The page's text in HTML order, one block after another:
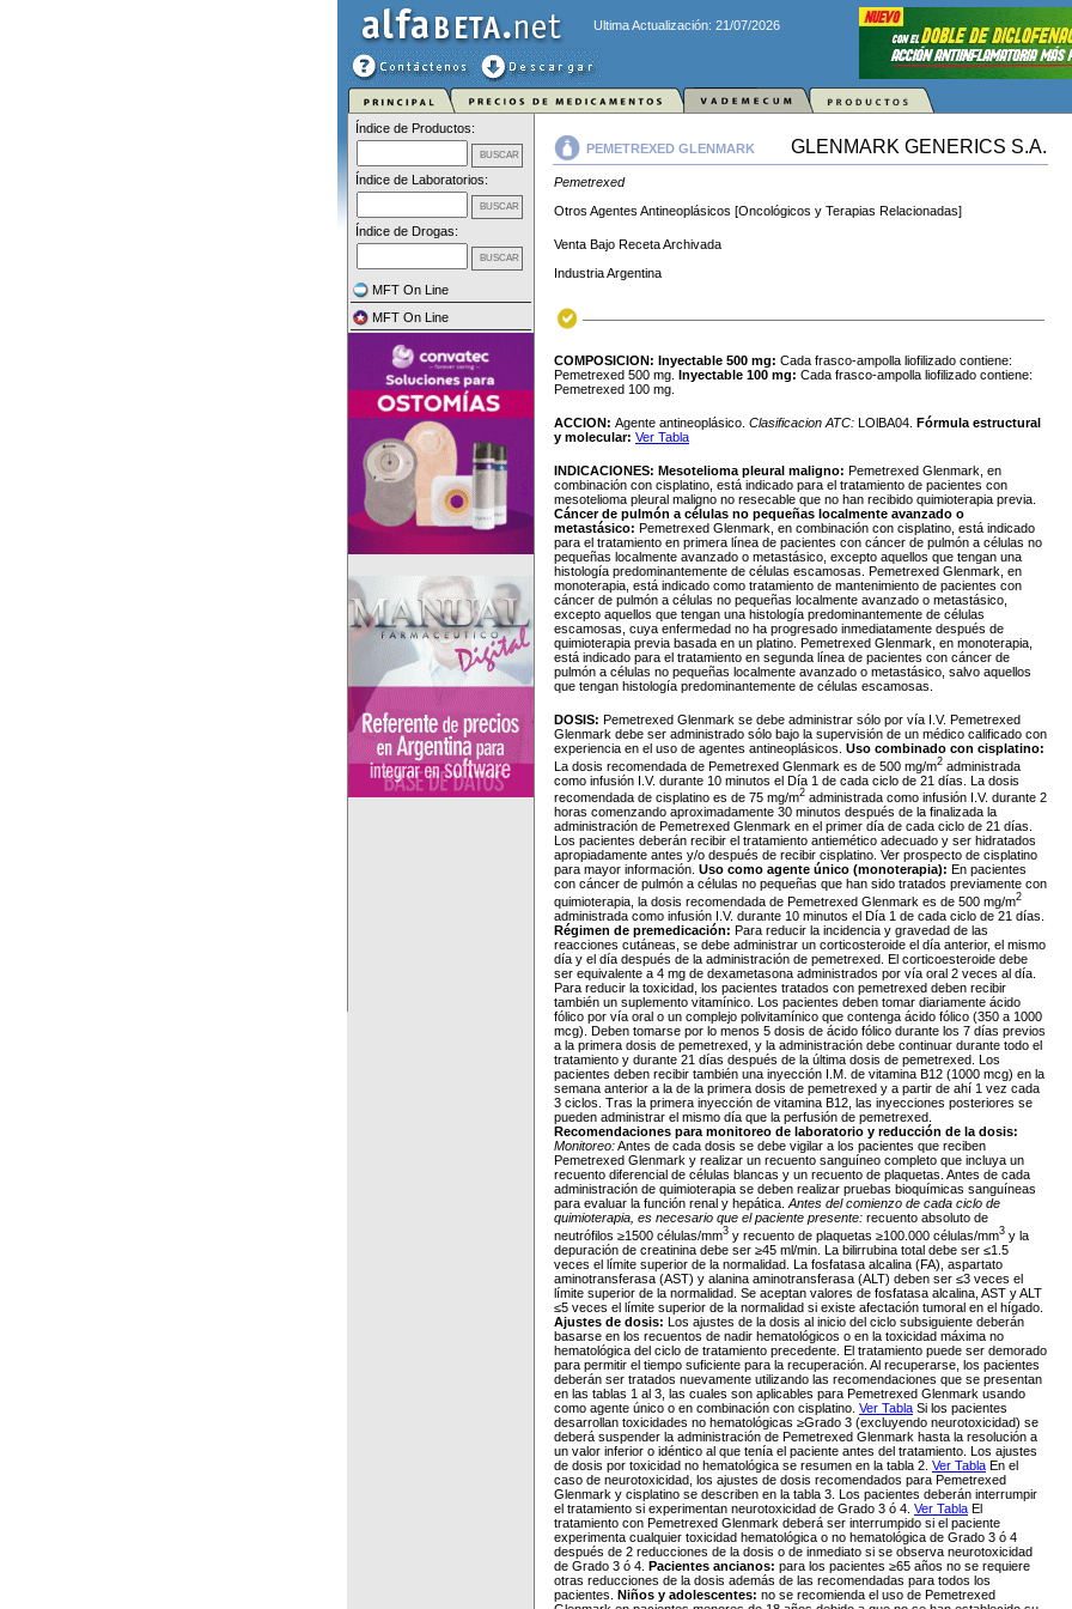
Ultima Actualización: 21/07/2026
Índice de Productos:
Índice de Laboratorios:
Índice de Drogas:
MFT On Line
MFT On Line
PEMETREXED GLENMARK GLENMARK GENERICS S.A.
Pemetrexed
Otros Agentes Antineoplásicos [Oncológicos y Terapias Relacionadas]
Venta Bajo Receta Archivada
Industria Argentina
COMPOSICION: Inyectable 500 mg: Cada frasco-ampolla liofilizado contiene:
Pemetrexed 500 mg. Inyectable 100 mg: Cada frasco-ampolla liofilizado contiene:
Pemetrexed 100 mg.
ACCION: Agente antineoplásico. Clasificacion ATC: LOlBA04. Fórmula estructural
y molecular: Ver Tabla
INDICACIONES: Mesotelioma pleural maligno: Pemetrexed Glenmark, en
combinación con cisplatino, está indicado para el tratamiento de pacientes con
mesotelioma pleural maligno no resecable que no han recibido quimioterapia previa.
Cáncer de pulmón a células no pequeñas localmente avanzado o
metastásico: Pemetrexed Glenmark, en combinación con cisplatino, está indicado
para el tratamiento en primera línea de pacientes con cáncer de pulmón a células no
pequeñas localmente avanzado o metastásico, excepto aquellos que tengan una
histología predominantemente de células escamosas. Pemetrexed Glenmark, en
monoterapia, está indicado como tratamiento de mantenimiento de pacientes con
cáncer de pulmón a células no pequeñas localmente avanzado o metastásico,
excepto aquellos que tengan una histología predominantemente de células
escamosas, cuya enfermedad no ha progresado inmediatamente después de
quimioterapia previa basada en un platino. Pemetrexed Glenmark, en monoterapia,
está indicado para el tratamiento en segunda línea de pacientes con cáncer de
pulmón a células no pequeñas localmente avanzado o metastásico, salvo aquellos
que tengan histología predominantemente de células escamosas.
DOSIS: Pemetrexed Glenmark se debe administrar sólo por vía I.V. Pemetrexed
Glenmark debe ser administrado sólo bajo la supervisión de un médico calificado con
experiencia en el uso de agentes antineoplásicos. Uso combinado con cisplatino:
La dosis recomendada de Pemetrexed Glenmark es de 500 mg/m2 administrada
como infusión I.V. durante 10 minutos el Día 1 de cada ciclo de 21 días. La dosis
recomendada de cisplatino es de 75 mg/m2 administrada como infusión I.V. durante 2
horas comenzando aproximadamente 30 minutos después de la finalizada la
administración de Pemetrexed Glenmark en el primer día de cada ciclo de 21 días.
Los pacientes deberán recibir el tratamiento antiemético adecuado y ser hidratados
apropiadamente antes y/o después de recibir cisplatino. Ver prospecto de cisplatino
para mayor información. Uso como agente único (monoterapia): En pacientes
con cáncer de pulmón a células no pequeñas que han sido tratados previamente con
quimioterapia, la dosis recomendada de Pemetrexed Glenmark es de 500 mg/m2
administrada como infusión I.V. durante 10 minutos el Día 1 de cada ciclo de 21 días.
Régimen de premedicación: Para reducir la incidencia y gravedad de las
reacciones cutáneas, se debe administrar un corticosteroide el día anterior, el mismo
día y el día después de la administración de pemetrexed. El corticoesteroide debe
ser equivalente a 4 mg de dexametasona administrados por vía oral 2 veces al día.
Para reducir la toxicidad, los pacientes tratados con pemetrexed deben recibir
también un suplemento vitamínico. Los pacientes deben tomar diariamente ácido
fólico por vía oral o un complejo polivitamínico que contenga ácido fólico (350 a 1000
mcg). Deben tomarse por lo menos 5 dosis de ácido fólico durante los 7 días previos
a la primera dosis de pemetrexed, y la administración debe continuar durante todo el
tratamiento y durante 21 días después de la última dosis de pemetrexed. Los
pacientes deben recibir también una inyección I.M. de vitamina B12 (1000 mcg) en la
semana anterior a la de la primera dosis de pemetrexed y a partir de ahí 1 vez cada
3 ciclos. Tras la primera inyección de vitamina B12, las inyecciones posteriores se
pueden administrar el mismo día que la perfusión de pemetrexed.
Recomendaciones para monitoreo de laboratorio y reducción de la dosis:
Monitoreo:Antes de cada dosis se debe vigilar a los pacientes que reciben
Pemetrexed Glenmark y realizar un recuento sanguíneo completo que incluya un
recuento diferencial de células blancas y un recuento de plaquetas. Antes de cada
administración de quimioterapia se deben realizar pruebas bioquímicas sanguíneas
para evaluar la función renal y hepática. Antes del comienzo de cada ciclo de
quimioterapia, es necesario que el paciente presente: recuento absoluto de
neutrófilos ≥1500 células/mm3 y recuento de plaquetas ≥100.000 células/mm3 y la
depuración de creatinina debe ser ≥45 ml/min. La bilirrubina total debe ser ≤1.5
veces el límite superior de la normalidad. La fosfatasa alcalina (FA), aspartato
aminotransferasa (AST) y alanina aminotransferasa (ALT) deben ser ≤3 veces el
límite superior de la normalidad. Se aceptan valores de fosfatasa alcalina, AST y ALT
≤5 veces el límite superior de la normalidad si existe afectación tumoral en el hígado.
Ajustes de dosis: Los ajustes de la dosis al inicio del ciclo subsiguiente deberán
basarse en los recuentos de nadir hematológicos o en la toxicidad máxima no
hematológica del ciclo de tratamiento precedente. El tratamiento puede ser demorado
para permitir el tiempo suficiente para la recuperación. Al recuperarse, los pacientes
deberán ser tratados nuevamente utilizando las recomendaciones que se presentan
en las tablas 1 al 3, las cuales son aplicables para Pemetrexed Glenmark usando
como agente único o en combinación con cisplatino. Ver Tabla Si los pacientes
desarrollan toxicidades no hematológicas ≥Grado 3 (excluyendo neurotoxicidad) se
deberá suspender la administración de Pemetrexed Glenmark hasta la resolución a
un valor inferior o idéntico al que tenía el paciente antes del tratamiento. Los ajustes
de dosis por toxicidad no hematológica se resumen en la tabla 2. Ver Tabla En el
caso de neurotoxicidad, los ajustes de dosis recomendados para Pemetrexed
Glenmark y cisplatino se describen en la tabla 3. Los pacientes deberán interrumpir
el tratamiento si experimentan neurotoxicidad de Grado 3 ó 4. Ver Tabla El
tratamiento con Pemetrexed Glenmark deberá ser interrumpido si el paciente
experimenta cualquier toxicidad hematológica o no hematológica de Grado 3 ó 4
después de 2 reducciones de la dosis o de inmediato si se observa neurotoxicidad
de Grado 3 ó 4. Pacientes ancianos: para los pacientes ≥65 años no se requiere
otras reducciones de la dosis además de las recomendadas para todos los
pacientes. Niños y adolescentes: no se recomienda el uso de Pemetrexed